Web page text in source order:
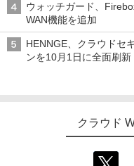
ウォッチガード、
WAN機能を追加
HENNGE、クラウドセ
ンを10月1日に全面刷新
クラウド